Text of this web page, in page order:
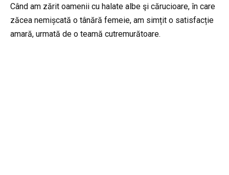
Când am zărit oamenii cu halate albe şi cărucioare, în care
zăcea nemișcată o tânără femeie, am simțit o satisfacție
amară, urmată de o teamă cutremurătoare.